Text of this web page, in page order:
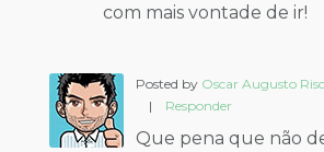
com mais vontade de ir!
Posted by Oscar Augusto
|
Responder
Que pena que não